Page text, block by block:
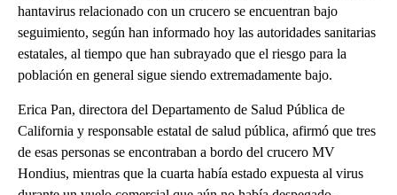
hantavirus relacionado con un crucero se encuentran bajo
seguimiento, según han informado hoy las autoridades sanitarias
estatales, al tiempo que han subrayado que el riesgo para la
población en general sigue siendo extremadamente bajo.
Erica Pan, directora del Departamento de Salud Pública de
California y responsable estatal de salud pública, afirmó que tres
de esas personas se encontraban a bordo del crucero MV
Hondius, mientras que la cuarta había estado expuesta al virus